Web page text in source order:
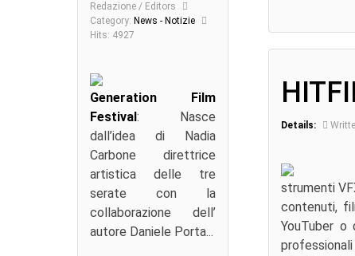
Redazione / Editors
Category: News - Notizie
Hits: 4927
Generation Film
Festival : Nasce
dall’idea di Nadia
Carbone direttrice
artistica delle tre
serate con la
collaborazione dell’
autore Daniele Porta...
Details:
strumenti
contenuti,
YouTuber